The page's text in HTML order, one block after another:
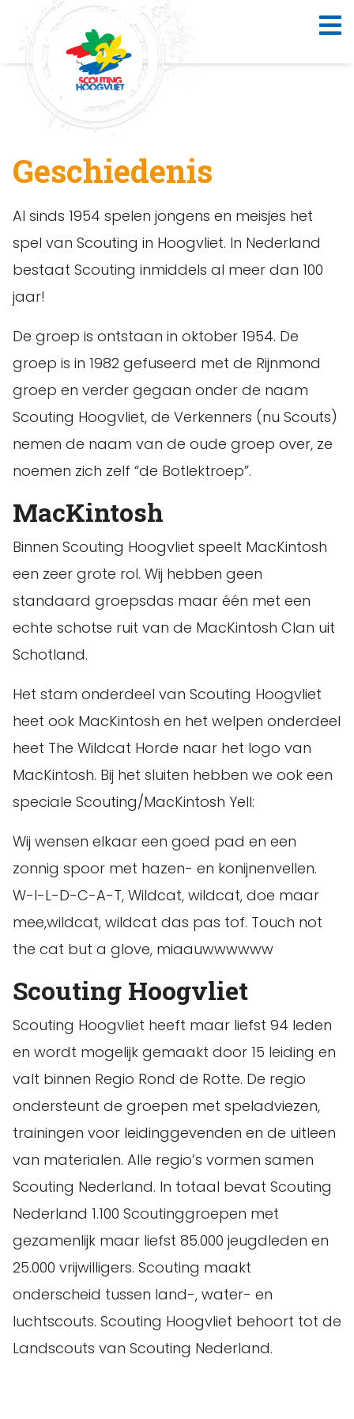
Geschiedenis
Al sinds 1954 spelen jongens en meisjes het
spel van Scouting in Hoogvliet. In Nederland
bestaat Scouting inmiddels al meer dan 100
jaar!
De groep is ontstaan in oktober 1954. De
groep is in 1982 gefuseerd met de Rijnmond
groep en verder gegaan onder de naam
Scouting Hoogvliet, de Verkenners (nu Scouts)
nemen de naam van de oude groep over, ze
noemen zich zelf “de Botlektroep”.
MacKintosh
Binnen Scouting Hoogvliet speelt MacKintosh
een zeer grote rol. Wij hebben geen
standaard groepsdas maar één met een
echte schotse ruit van de MacKintosh Clan uit
Schotland.
Het stam onderdeel van Scouting Hoogvliet
heet ook MacKintosh en het welpen onderdeel
heet The Wildcat Horde naar het logo van
MacKintosh. Bij het sluiten hebben we ook een
speciale Scouting/MacKintosh Yell:
Wij wensen elkaar een goed pad en een
zonnig spoor met hazen- en konijnenvellen.
W-I-L-D-C-A-T, Wildcat, wildcat, doe maar
mee,wildcat, wildcat das pas tof. Touch not
the cat but a glove, miaauwwwwww
Scouting Hoogvliet
Scouting Hoogvliet heeft maar liefst 94 leden
en wordt mogelijk gemaakt door 15 leiding en
valt binnen Regio Rond de Rotte. De regio
ondersteunt de groepen met speladviezen,
trainingen voor leidinggevenden en de uitleen
van materialen. Alle regio’s vormen samen
Scouting Nederland. In totaal bevat Scouting
Nederland 1.100 Scoutinggroepen met
gezamenlijk maar liefst 85.000 jeugdleden en
25.000 vrijwilligers. Scouting maakt
onderscheid tussen land-, water- en
luchtscouts. Scouting Hoogvliet behoort tot de
Landscouts van Scouting Nederland.